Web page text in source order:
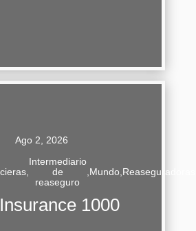
Ago 2, 2026
,
Intermediario
de
reaseguro
,Mundo,Reaseguradoras
1000
One Global Insurance
existirán 1,000 espacios. Una
no habrá más). ¿Qué es? Un